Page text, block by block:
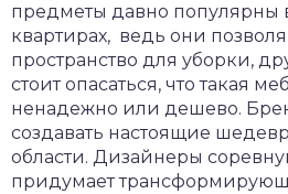
предметы давно популярны
квартирах, ведь они
пространство для уборки,
стоит опасаться, что такая
ненадежно или дешево.
создавать настоящие
области. Дизайнеры
придумает